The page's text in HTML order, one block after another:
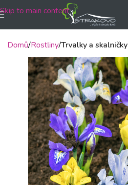
Skip to main content
Domů Rostliny Trvalky a skalničky